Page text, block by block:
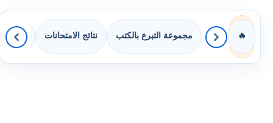
🔥 مجموعة التبرع بالكتب نتائج الامتحانات